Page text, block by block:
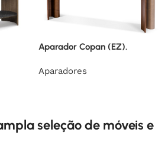
Aparador Copan (EZ).
Aparadores
seleção de móveis e